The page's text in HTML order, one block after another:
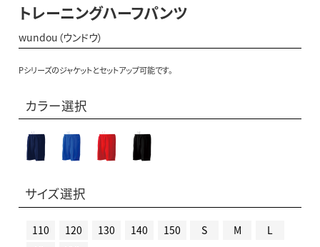
トレーニングハーフパンツ
wundou（ウンドウ）
Pシリーズのジャケットとセットアップ可能です。
カラー選択
サイズ選択
110 120 130 140 150 S M
L